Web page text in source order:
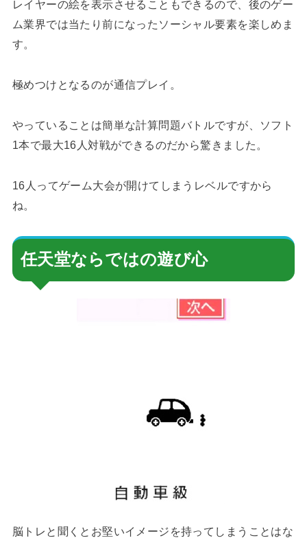
レイヤーの絵を表示させることもできるので、後のゲー
ム業界では当たり前になったソーシャル要素を楽しめま
す。
極めつけとなるのが通信プレイ。
やっていることは簡単な計算問題バトルですが、ソフト
1本で最大16人対戦ができるのだから驚きました。
16人ってゲーム大会が開けてしまうレベルですから
ね。
任天堂ならではの遊び心
脳トレと聞くとお堅いイメージを持ってしまうことはな